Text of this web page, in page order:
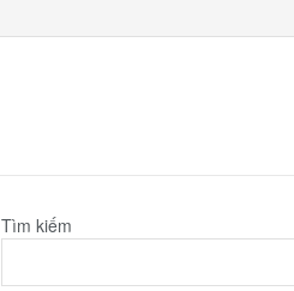
Tìm kiếm